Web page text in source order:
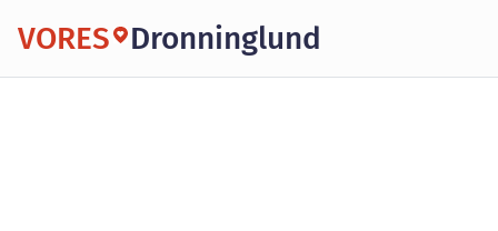
VORES Dronninglund